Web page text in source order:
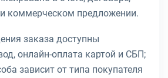
коммерческом предложении.
заказа доступны
онлайн-оплата картой и СБП;
зависит от типа покупателя